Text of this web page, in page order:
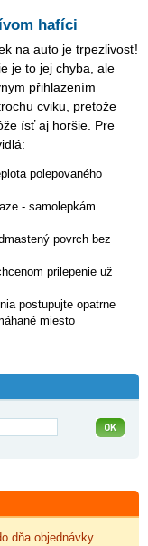
hafíci
na auto je trpezlivosť!
je to jej chyba, ale
přihlazením
cviku, pretože
ísť aj horšie. Pre
polepovaného
- samolepkám
povrch bez
prilepenie už
postupujte opatrne
miesto
dňa objednávky